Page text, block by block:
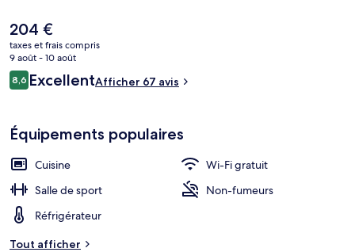
Le
prix
actuel
est
de
204 €
taxes et frais compris
9 août - 10 août
Avis
voyageurs
8,68,6 sur 10
ExcellentAfficher 67 avis
Équipements populaires
Cuisine
Wi-Fi gratuit
Salle de sport
Non-fumeurs
Réfrigérateur
Tout afficher